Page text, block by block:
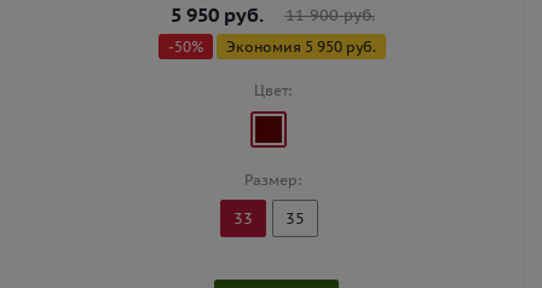
5 950руб. 11 900руб.
-50% Экономия 5 950 руб.
Цвет:
Размер:
33 35